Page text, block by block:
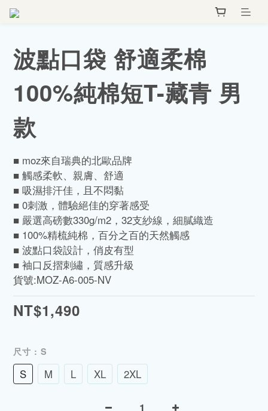
波點口袋 舒適柔棉
100%純棉短T-藏青 男
款
■ moz來自瑞典的北歐品牌
■ 觸感柔軟、親膚、舒適
■ 吸濕排汗佳，且不悶黏
■ 0刺激，體驗絕佳的穿著感受
■ 嚴選高磅數330g/m2，32支紗線，細膩織造
■ 100%精梳純棉，百分之百的天然觸感
■ 波點口袋設計，俏皮有型
■ 袖口反摺刺繡，質感升級
貨號:MOZ-A6-005-NV
NT$1,490
尺寸 : S
S M L XL 2XL